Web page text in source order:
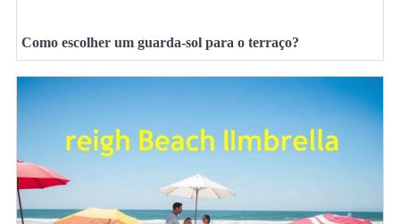
Como escolher um guarda-sol para o terraço?